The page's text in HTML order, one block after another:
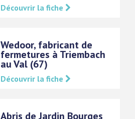
Découvrir la fiche
Wedoor, fabricant de
fermetures à Triembach
au Val (67)
Découvrir la fiche
Abris de Jardin Bourges